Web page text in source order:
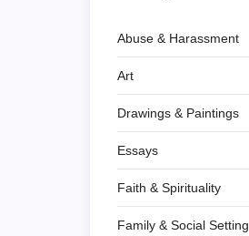
Abuse & Harassment
Art
Drawings & Paintings
Essays
Faith & Spirituality
Family & Social Setting